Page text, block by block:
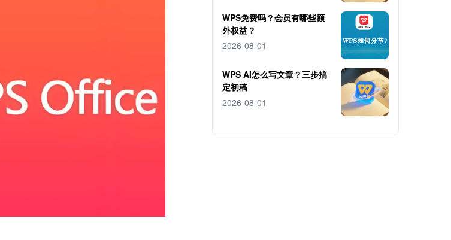
WPS免费吗？会员有哪些额
外权益？
2026-08-01
WPS AI怎么写文章？三步搞
定初稿
2026-08-01